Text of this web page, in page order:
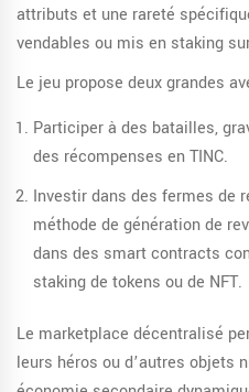
attributs et une rareté
vendables ou mis en staking
Le jeu propose deux grandes
Participer à des batailles,
des récompenses en TINC.
Investir dans des fermes de
méthode de génération de
dans des smart contracts
staking de tokens ou de NFT.
Le marketplace décentralisé
leurs héros ou d’autres objets